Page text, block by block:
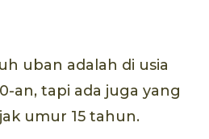
uban adalah di usia
an, tapi ada juga yang
umur 15 tahun.